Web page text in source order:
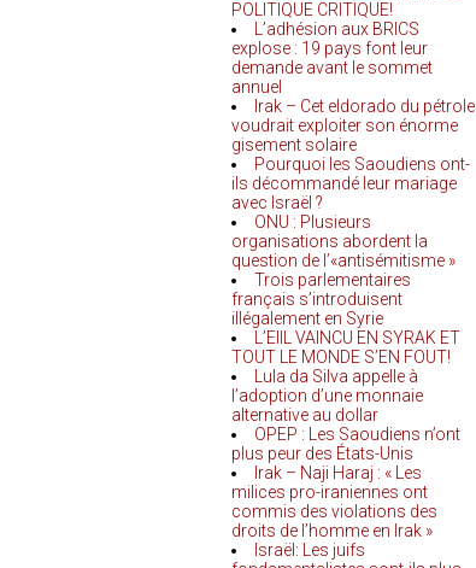
POLITIQUE CRITIQUE!
L’adhésion aux BRICS
explose : 19 pays font leur
demande avant le sommet
annuel
Irak – Cet eldorado du pétrole
voudrait exploiter son énorme
gisement solaire
Pourquoi les Saoudiens ont-
ils décommandé leur mariage
avec Israël ?
ONU : Plusieurs
organisations abordent la
question de l’«antisémitisme »
Trois parlementaires
français s’introduisent
illégalement en Syrie
L’EIIL VAINCU EN SYRAK ET
TOUT LE MONDE S’EN FOUT!
Lula da Silva appelle à
l’adoption d’une monnaie
alternative au dollar
OPEP : Les Saoudiens n’ont
plus peur des États-Unis
Irak – Naji Haraj : « Les
milices pro-iraniennes ont
commis des violations des
droits de l’homme en Irak »
Israël: Les juifs